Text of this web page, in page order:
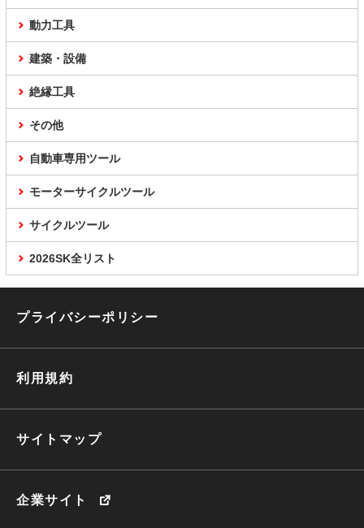
動力工具
建築・設備
絶縁工具
その他
自動車専用ツール
モーターサイクルツール
サイクルツール
2026SK全リスト
プライバシーポリシー
利用規約
サイトマップ
企業サイト